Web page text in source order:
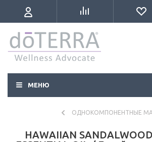
МЕНЮ
ОДНОКОМПОНЕНТНЫЕ
HAWAIIAN